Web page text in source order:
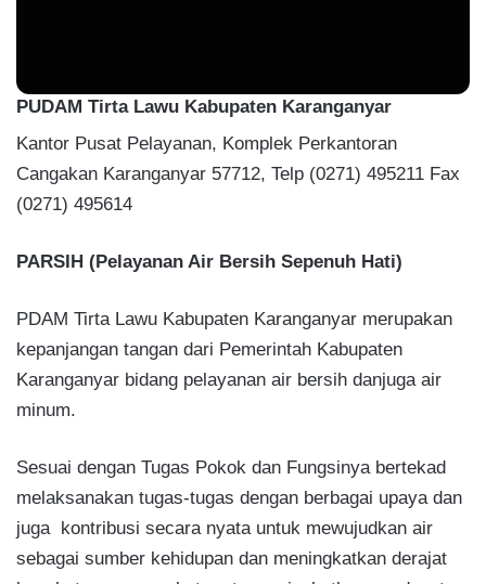
PUDAM Tirta Lawu Kabupaten Karanganyar
Kantor Pusat Pelayanan, Komplek Perkantoran
Cangakan Karanganyar 57712, Telp (0271) 495211 Fax
(0271) 495614
PARSIH (Pelayanan Air Bersih Sepenuh Hati)
PDAM Tirta Lawu Kabupaten Karanganyar merupakan
kepanjangan tangan dari Pemerintah Kabupaten
Karanganyar bidang pelayanan air bersih danjuga air
minum.
Sesuai dengan Tugas Pokok dan Fungsinya bertekad
melaksanakan tugas-tugas dengan berbagai upaya dan
juga kontribusi secara nyata untuk mewujudkan air
sebagai sumber kehidupan dan meningkatkan derajat